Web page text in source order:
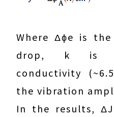
Where Δϕe is
drop, k is
conductivity
the vibration
In the results,